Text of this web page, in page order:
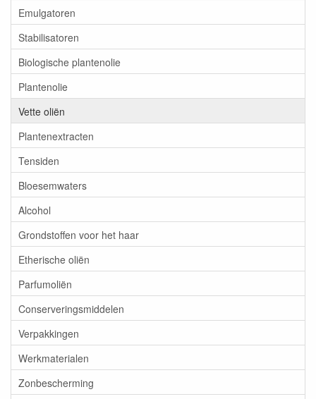
Emulgatoren
Stabilisatoren
Biologische plantenolie
Plantenolie
Vette oliën
Plantenextracten
Tensiden
Bloesemwaters
Alcohol
Grondstoffen voor het haar
Etherische oliën
Parfumoliën
Conserveringsmiddelen
Verpakkingen
Werkmaterialen
Zonbescherming